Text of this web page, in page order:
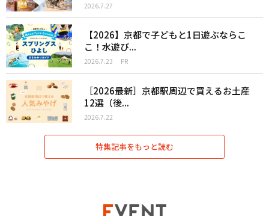
2026.7.27
【2026】京都で子どもと1日遊ぶならこ
こ！水遊び...
2026.7.23 PR
［2026最新］京都駅周辺で買えるお土産
12選（後...
2026.7.22
特集記事をもっと読む